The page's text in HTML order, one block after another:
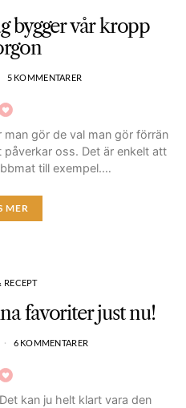
bygger vår kropp
5 KOMMENTARER
gör de val man gör förrän
oss. Det är enkelt att
till exempel.…
MER
RECEPT
favoriter just nu!
6 KOMMENTARER
kan ju helt klart vara den